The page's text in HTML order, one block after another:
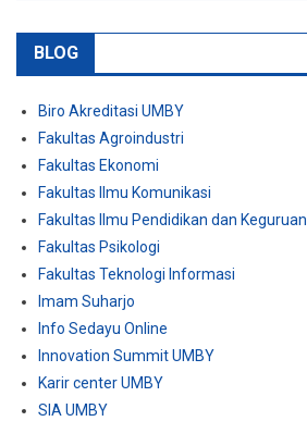
BLOG
Biro Akreditasi UMBY
Fakultas Agroindustri
Fakultas Ekonomi
Fakultas Ilmu Komunikasi
Fakultas Ilmu Pendidikan dan Keguruan
Fakultas Psikologi
Fakultas Teknologi Informasi
Imam Suharjo
Info Sedayu Online
Innovation Summit UMBY
Karir center UMBY
SIA UMBY